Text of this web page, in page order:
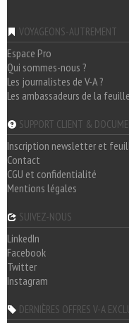
VOYAGEONS-AUTREMENT
Espace Pro
Qui sommes-nous ?
Les journalistes de V-A ?
Les ambassadeurs de la
SUPPORT CLIENT &
Inscription newsletter et
Contact
CGU et confidentialité
Mentions légales
SUIVEZ-NOUS
LinkedIn
Facebook
Twitter
Instagram
DERNIÈRES OFFRES V-A